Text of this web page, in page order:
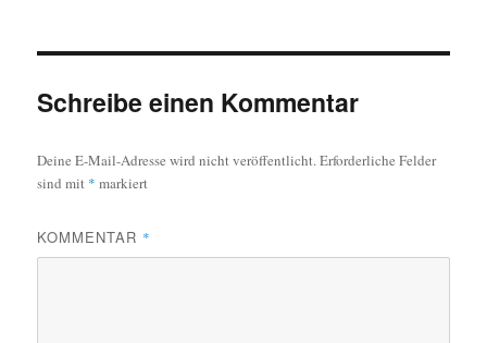
Schreibe einen Kommentar
Deine E-Mail-Adresse wird nicht veröffentlicht.Erforderliche Felder
sind mit * markiert
KOMMENTAR *